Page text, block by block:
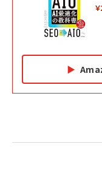
2億
ベイ